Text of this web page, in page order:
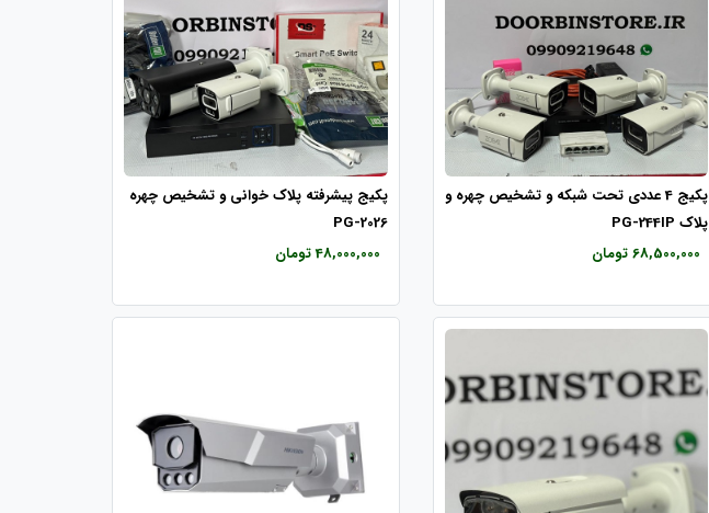
پکیج 4 عددی تحت شبکه و تشخیص چهره و
پلاک PG-244IP
68,500,000 تومان
پکیج پیشرفته پلاک خوانی و تشخیص چهره
PG-2026
48,000,000 تومان